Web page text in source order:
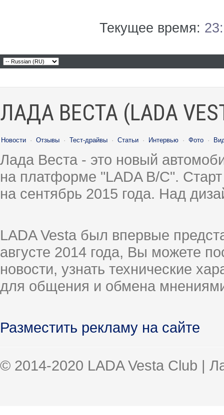
Текущее время:
ЛАДА ВЕСТА (LADA
Новости · Отзывы · Тест-драйвы · Статьи · Интервью · Фото ·
Лада Веста - это новый
на платформе "LADA B/C".
на сентябрь 2015 года. Над
LADA Vesta был впервые
августе 2014 года, Вы можете
новости, узнать технические
для общения и обмена
Разместить рекламу на сайте
© 2014-2020 LADA Vesta Club |